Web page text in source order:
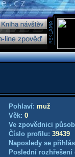
Pohlaví: muž
Věk: 0
Ve zpovědnici
Číslo profilu: 39439
Naposledy se
Poslední